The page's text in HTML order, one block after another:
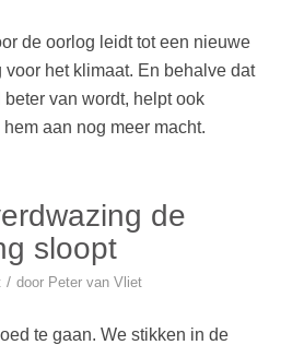
de oorlog leidt tot een nieuwe
het klimaat. En behalve dat
van wordt, helpt ook
aan nog meer macht.
de
sloopt
/ door Peter van Vliet
te gaan. We stikken in de